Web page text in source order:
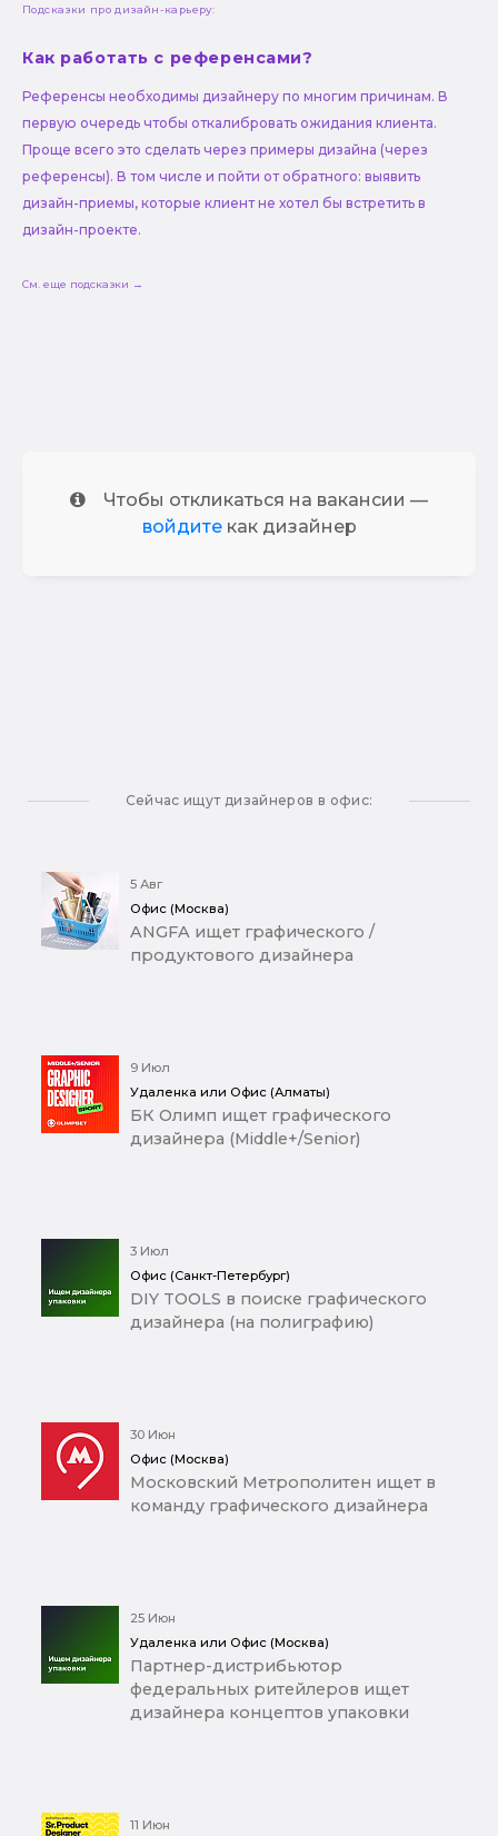
Подсказки про дизайн-карьеру:
Как работать с референсами?
Референсы необходимы дизайнеру по многим причинам. В
первую очередь чтобы откалибровать ожидания клиента.
Проще всего это сделать через примеры дизайна (через
референсы). В том числе и пойти от обратного: выявить
дизайн-приемы, которые клиент не хотел бы встретить в
дизайн-проекте.
См. еще подсказки →
Чтобы откликаться на вакансии —
войдитекак дизайнер
Сейчас ищут дизайнеров в офис:
5 Авг
Офис (Москва)
ANGFA ищет графического /
продуктового дизайнера
9 Июл
Удаленка или Офис (Алматы)
БК Олимп ищет графического
дизайнера (Middle+/Senior)
3 Июл
Офис (Санкт-Петербург)
DIY TOOLS в поиске графического
дизайнера (на полиграфию)
30 Июн
Офис (Москва)
Московский Метрополитен ищет в
команду графического дизайнера
25 Июн
Удаленка или Офис (Москва)
Партнер-дистрибьютор
федеральных ритейлеров ищет
дизайнера концептов упаковки
11 Июн